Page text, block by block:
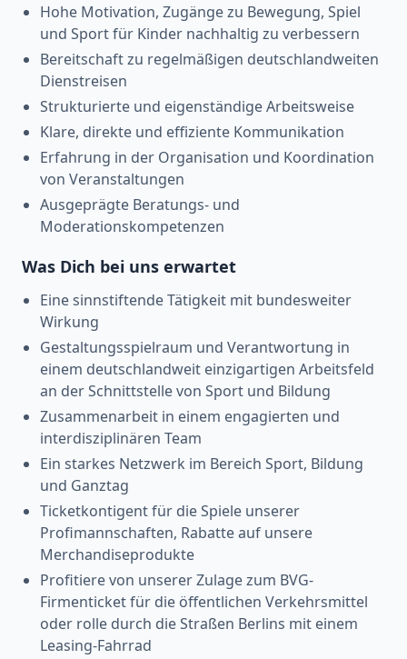
Hohe Motivation, Zugänge zu Bewegung, Spiel
und Sport für Kinder nachhaltig zu verbessern
Bereitschaft zu regelmäßigen deutschlandweiten
Dienstreisen
Strukturierte und eigenständige Arbeitsweise
Klare, direkte und effiziente Kommunikation
Erfahrung in der Organisation und Koordination
von Veranstaltungen
Ausgeprägte Beratungs- und
Moderationskompetenzen
Was Dich bei uns erwartet
Eine sinnstiftende Tätigkeit mit bundesweiter
Wirkung
Gestaltungsspielraum und Verantwortung in
einem deutschlandweit einzigartigen Arbeitsfeld
an der Schnittstelle von Sport und Bildung
Zusammenarbeit in einem engagierten und
interdisziplinären Team
Ein starkes Netzwerk im Bereich Sport, Bildung
und Ganztag
Ticketkontigent für die Spiele unserer
Profimannschaften, Rabatte auf unsere
Merchandiseprodukte
Profitiere von unserer Zulage zum BVG-
Firmenticket für die öffentlichen Verkehrsmittel
oder rolle durch die Straßen Berlins mit einem
Leasing-Fahrrad